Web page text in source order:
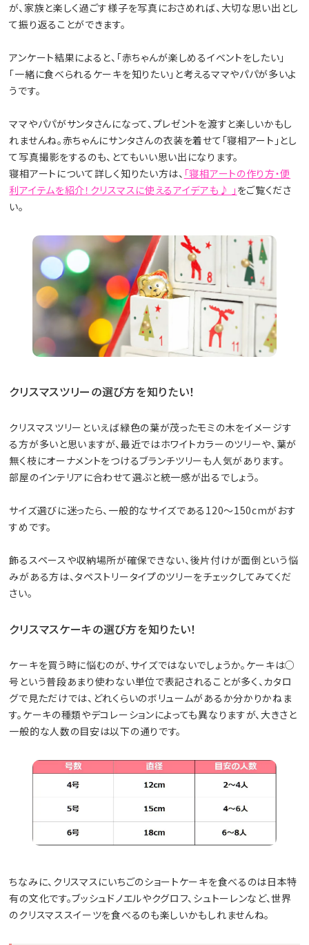
が、家族と楽しく過ごす様子を写真におさめれば、大切な思い出とし
て振り返ることができます。
アンケート結果によると、「赤ちゃんが楽しめるイベントをしたい」
「一緒に食べられるケーキを知りたい」と考えるママやパパが多いよ
うです。
ママやパパがサンタさんになって、プレゼントを渡すと楽しいかもし
れませんね。赤ちゃんにサンタさんの衣装を着せて「寝相アート」とし
て写真撮影をするのも、とてもいい思い出になります。
寝相アートについて詳しく知りたい方は、 「寝相アートの作り方・便
利アイテムを紹介！クリスマスに使えるアイデアも♪ 」 をご覧くださ
い。
クリスマスツリーの選び方を知りたい！
クリスマスツリーといえば緑色の葉が茂ったモミの木をイメージす
る方が多いと思いますが、最近ではホワイトカラーのツリーや、葉が
無く枝にオーナメントをつけるブランチツリーも人気があります。
部屋のインテリアに合わせて選ぶと統一感が出るでしょう。
サイズ選びに迷ったら、一般的なサイズである120〜150cmがおす
すめです。
飾るスペースや収納場所が確保できない、後片付けが面倒という悩
みがある方は、タペストリータイプのツリーをチェックしてみてくだ
さい。
クリスマスケーキの選び方を知りたい！
ケーキを買う時に悩むのが、サイズではないでしょうか。ケーキは○
号という普段あまり使わない単位で表記されることが多く、カタロ
グで見ただけでは、どれくらいのボリュームがあるか分かりかねま
す。ケーキの種類やデコレーションによっても異なりますが、大きさと
一般的な人数の目安は以下の通りです。
ちなみに、クリスマスにいちごのショートケーキを食べるのは日本特
有の文化です。ブッシュドノエルやクグロフ、シュトーレンなど、世界
のクリスマススイーツを食べるのも楽しいかもしれませんね。